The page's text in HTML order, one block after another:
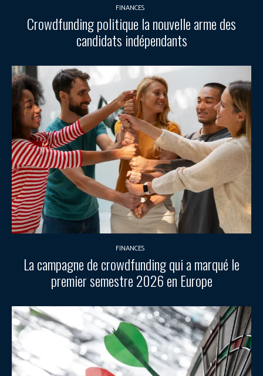
FINANCES
Crowdfunding politique la nouvelle arme des
candidats indépendants
FINANCES
La campagne de crowdfunding qui a marqué le
premier semestre 2026 en Europe